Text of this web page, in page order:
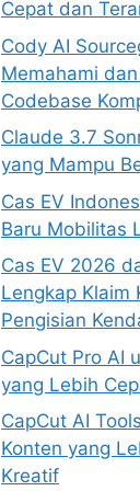
Cepat dan
Cody AI
Memahami
Codebase
Claude 3.7
yang Mampu
Cas EV
Baru Mobilitas
Cas EV 2026
Lengkap Klaim
Pengisian
CapCut Pro AI
yang Lebih
CapCut AI
Konten yang
Kreatif